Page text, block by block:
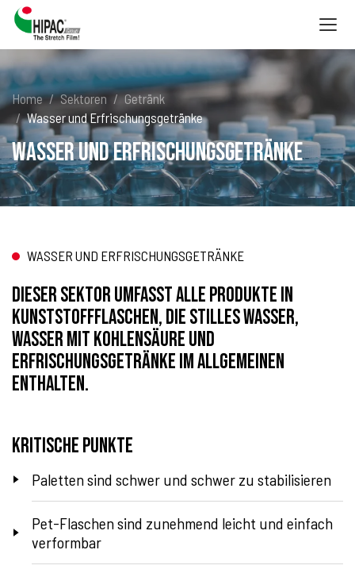
Home Sektoren
Getränk
Wasser und Erfrischungsgetränke
Wasser und Erfrischungsgetränke
WASSER UND ERFRISCHUNGSGETRÄNKE
Dieser Sektor umfasst alle Produkte in
Kunststoffflaschen, die stilles Wasser,
Wasser mit Kohlensäure und
Erfrischungsgetränke im Allgemeinen
enthalten.
Kritische Punkte
Paletten sind schwer und schwer zu stabilisieren
Pet-Flaschen sind zunehmend leicht und einfach
verformbar